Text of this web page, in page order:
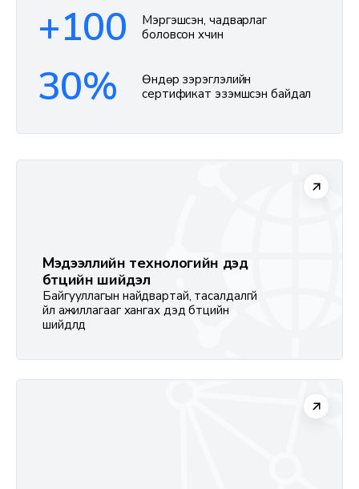
түнш байх нь
бидний эрхэм
+100
Мэргэшсэн, чадварлаг
боловсон хүчин
30%
Өндөр зэрэглэлийн
сертификат эзэмшсэн байдал
Мэдээллийн технологийн дэд
бүтцийн шийдэл
Байгууллагын найдвартай, тасалдалгүй
үйл ажиллагааг хангах дэд бүтцийн
шийдлүүд